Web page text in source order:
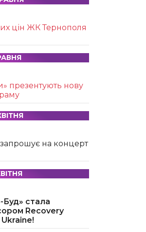
цін ЖК Тернополя
презентують нову
на концерт
Буд» стала
Recovery